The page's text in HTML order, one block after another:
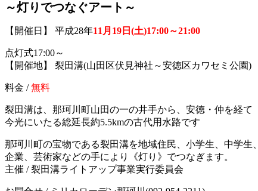
～灯りでつなぐアート～
【開催日】 平成28年11月19日(土)17:00～21:00
点灯式17:00～
【開催地】 裂田溝(山田区伏見神社～安徳区カワセミ公園)
料金 /無料
裂田溝は、那珂川町山田の一の井手から、安徳・仲を経て
今光にいたる総延長約5.5kmの古代用水路です
那珂川町の宝物である裂田溝を地域住民、小学生、中学生、
企業、芸術家などの手により《灯り》でつなぎます。
主催 / 裂田溝ライトアップ事業実行委員会